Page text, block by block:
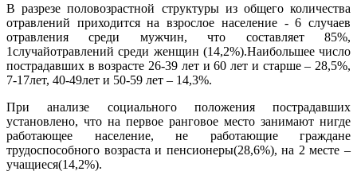
В разрезе половозрастной структуры из общего количества
отравлений приходится на взрослое население - 6 случаев
отравления среди мужчин, что составляет 85%,
1случайотравлений среди женщин (14,2%).Наибольшее число
пострадавших в возрасте 26-39 лет и 60 лет и старше – 28,5%,
7-17лет, 40-49лет и 50-59 лет – 14,3%.
При анализе социального положения пострадавших
установлено, что на первое ранговое место занимают нигде
работающее население, не работающие граждане
трудоспособного возраста и пенсионеры(28,6%), на 2 месте –
учащиеся(14,2%).